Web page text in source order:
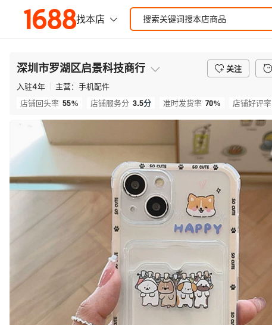
深圳市罗湖区启景科技商行 关注
入驻4年 主营： 手机配件
店铺回头率 55% 店铺服务分 3.5分 准时发货率 70% 店铺好评率